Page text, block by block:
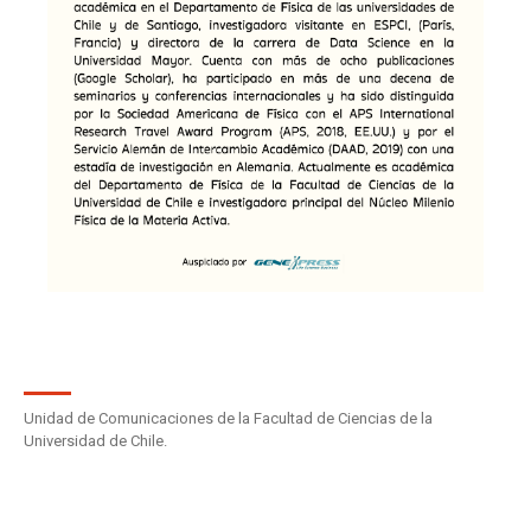
Unidad de Comunicaciones de la Facultad de Ciencias de la
Universidad de Chile.